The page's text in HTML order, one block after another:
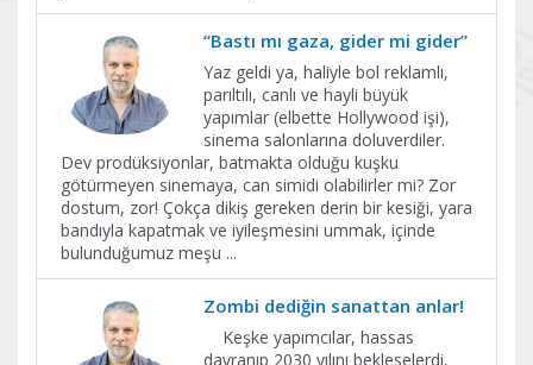
“Bastı mı gaza, gider mi gider”
Yaz geldi ya, haliyle bol reklamlı,
parıltılı, canlı ve hayli büyük
yapımlar (elbette Hollywood işi),
sinema salonlarına doluverdiler.
Dev prodüksiyonlar, batmakta olduğu kuşku
götürmeyen sinemaya, can simidi olabilirler mi? Zor
dostum, zor! Çokça dikiş gereken derin bir kesiği, yara
bandıyla kapatmak ve iyileşmesini ummak, içinde
bulunduğumuz meşu ...
Zombi dediğin sanattan anlar!
Keşke yapımcılar, hassas
davranıp 2030 yılını bekleselerdi,